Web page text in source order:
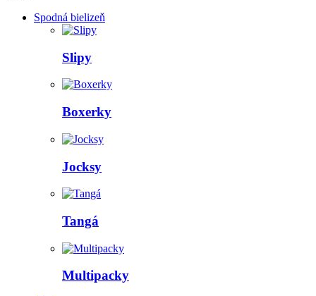
Spodná bielizeň
Slipy
Boxerky
Jocksy
Tangá
Multipacky